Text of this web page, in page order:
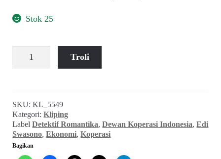
Stok 25
Koperasi:
Edi
Swasono
Tersungkur?
(Detektif
Troli
SKU:KL_5549
Kategori:Kliping
LabelDetektif Romantika,Dewan Koperasi Indonesia,Edi
Swasono,Ekonomi,Koperasi
Bagikan